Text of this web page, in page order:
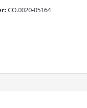
CO.0020-05164